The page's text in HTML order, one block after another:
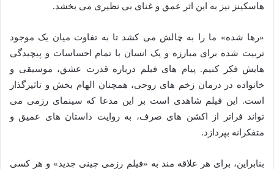
هاسکینز نیز به این اثر عمق و غنای بی نظیری می بخشد.
«رها شده» ما را به چالش می کشد تا به تفاوت میان یک موجود
تربیت شده برای مبارزه و یک انسان با تمام احساسات و پیچیدگی
هایش فکر کنیم. پیام های فیلم درباره قدرت عشق، موسیقی و
خانواده در درمان زخم های روحی، همچنان الهام بخش و تاثیرگذار
است. این فیلم شاهدی است بر این مدعا که سینمای رزمی می
تواند فراتر از اکشن های صرف، به روایت داستان های عمیق و
متفکرانه بپردازد.
بنابراین، برای هر علاقه مند به «فیلم رزمی چینی جدید» و هر کسی